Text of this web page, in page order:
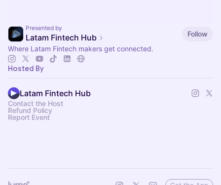
Presented by
Latam Fintech Hub
Follow
Where Latam Fintech makers get connected.
Hosted By
Latam Fintech Hub
Contact the Host
Refund Policy
Report Event